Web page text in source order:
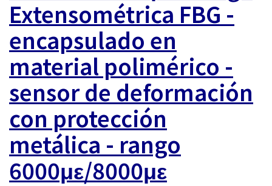
Extensométrica FBG -
encapsulado en
material polimérico -
sensor de deformación
con protección
metálica - rango
6000με/8000με